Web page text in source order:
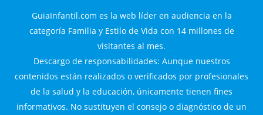
GuiaInfantil.com es la web líder en audiencia en la
categoría Familia y Estilo de Vida con 14 millones de
visitantes al mes.
Descargo de responsabilidades: Aunque nuestros
contenidos están realizados o verificados por profesionales
de la salud y la educación, únicamente tienen fines
informativos. No sustituyen el consejo o diagnóstico de un